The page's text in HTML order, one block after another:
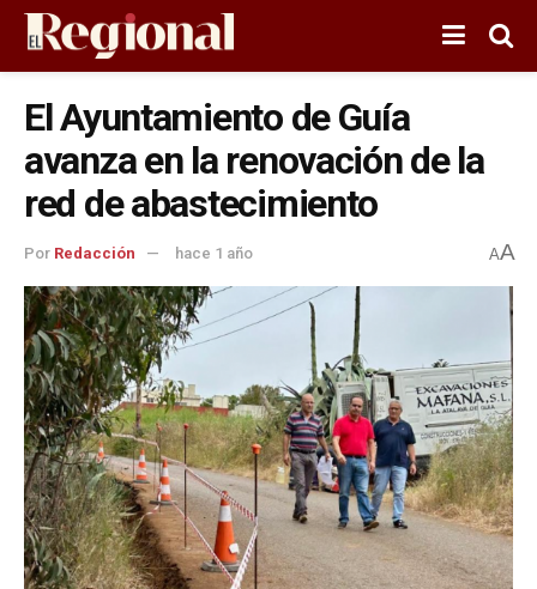
El Ayuntamiento de Guía
avanza en la renovación de la
red de abastecimiento
Por Redacción hace 1 año AA